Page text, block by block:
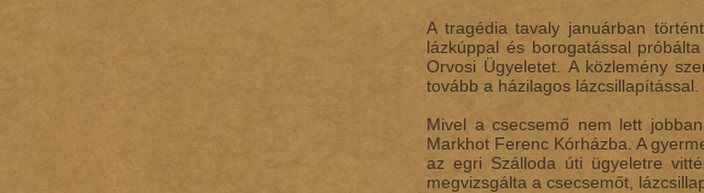
A tragédia tavaly januárban
lázkúppal és borogatással
Orvosi Ügyeletet. A közlemény
tovább a házilagos lázcsillapítással.
Mivel a csecsemő nem lett
Markhot Ferenc Kórházba. A
az egri Szálloda úti ügyeletre
megvizsgálta a csecsemőt,